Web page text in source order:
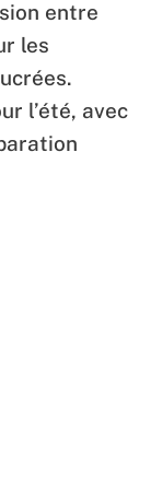
entre
les
l’été, avec